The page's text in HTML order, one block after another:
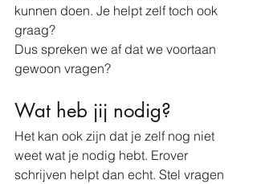
kunnen doen. Je helpt zelf toch ook
graag?
Dus spreken we af dat we voortaan
gewoon vragen?
Wat heb jij nodig?
Het kan ook zijn dat je zelf nog niet
weet wat je nodig hebt. Erover
schrijven helpt dan echt. Stel vragen